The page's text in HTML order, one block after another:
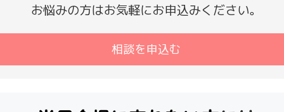
お悩みの方はお気軽にお申込みください。
相談を申込む